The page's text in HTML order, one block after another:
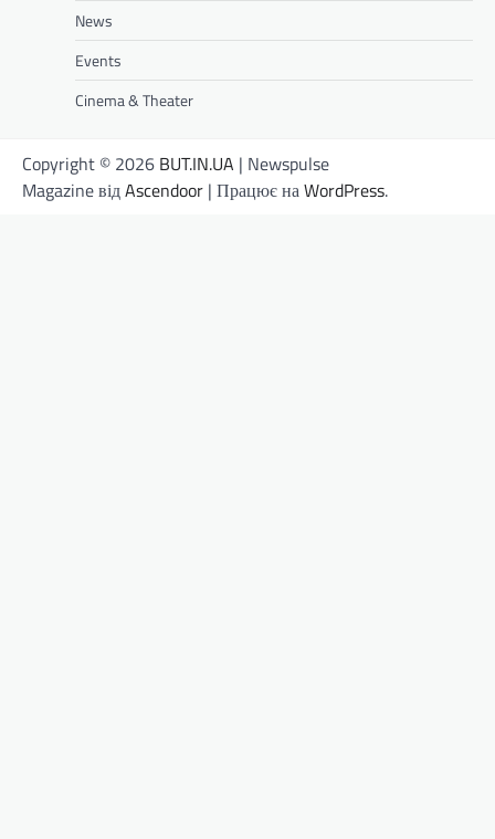
News
Events
Cinema & Theater
Copyright © 2026 BUT.IN.UA | Newspulse
Magazine відAscendoor | Працює наWordPress.